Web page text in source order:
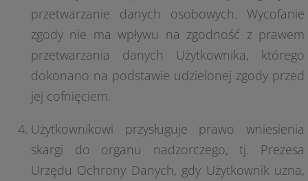
przetwarzanie danych osobowych. Wycofanie
zgody nie ma wpływu na zgodność z prawem
przetwarzania danych Użytkownika, którego
dokonano na podstawie udzielonej zgody przed
jej cofnięciem.
Użytkownikowi przysługuje prawo wniesienia
skargi do organu nadzorczego, tj. Prezesa
Urzędu Ochrony Danych, gdy Użytkownik uzna,